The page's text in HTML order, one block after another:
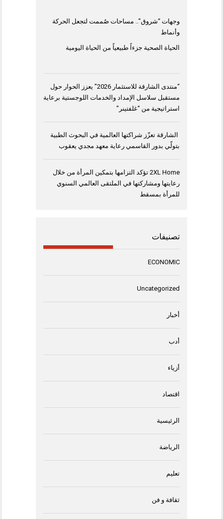
وجهات “شروق”.. مساحات صُممت لتجعل الحركة
وأنماط
الحياة الصحية جزءاً طبيعياً من الحياة اليومية
“منتدى الشارقة للاستثمار 2026” يعزز الحوار حول
مستقبل سلاسل الإمداد والخدمات اللوجستية برعاية
استراتيجية من “غلفتينر”
الشارقة تعزّز شراكتها العالمية في البحوث الطبية
بتولّي بدور القاسمي رعاية معهد مجدي يعقوب
2XL Home تؤكد التزامها بتمكين المرأة من خلال
رعايتها ومشاركتها في الملتقى العالمي السنوي
للمرأة بمسقط
تصنيفات
ECONOMIC
Uncategorized
أخبار
أدب
أزياء
اقتصاد
الرئيسية
الرياضة
تعليم
ثقافة و فن